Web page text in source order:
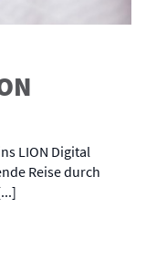
LION Digital
Reise durch